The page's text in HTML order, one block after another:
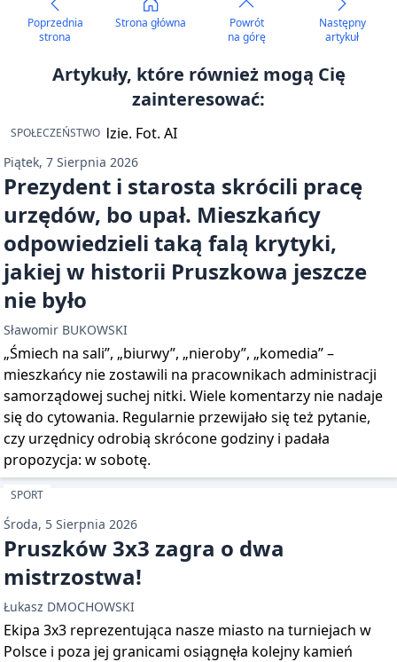
Poprzednia
strona
Strona główna
Powrót
na górę
Następny
artykuł
Artykuły, które również mogą Cię
zainteresować:
SPOŁECZEŃSTWO
Piątek, 7 Sierpnia 2026
Prezydent i starosta skrócili pracę
urzędów, bo upał. Mieszkańcy
odpowiedzieli taką falą krytyki,
jakiej w historii Pruszkowa jeszcze
nie było
Sławomir BUKOWSKI
„Śmiech na sali”, „biurwy”, „nieroby”, „komedia” –
mieszkańcy nie zostawili na pracownikach administracji
samorządowej suchej nitki. Wiele komentarzy nie nadaje
się do cytowania. Regularnie przewijało się też pytanie,
czy urzędnicy odrobią skrócone godziny i padała
propozycja: w sobotę.
SPORT
Środa, 5 Sierpnia 2026
Pruszków 3x3 zagra o dwa
mistrzostwa!
Łukasz DMOCHOWSKI
Ekipa 3x3 reprezentująca nasze miasto na turniejach w
Polsce i poza jej granicami osiągnęła kolejny kamień